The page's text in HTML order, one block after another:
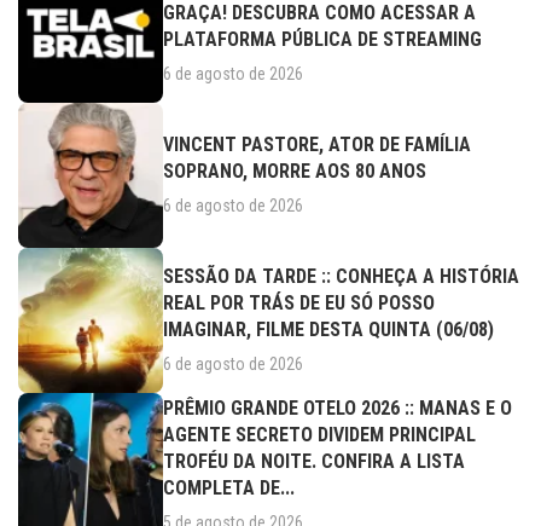
GRAÇA! DESCUBRA COMO ACESSAR A
PLATAFORMA PÚBLICA DE STREAMING
6 de agosto de 2026
VINCENT PASTORE, ATOR DE FAMÍLIA
SOPRANO, MORRE AOS 80 ANOS
6 de agosto de 2026
SESSÃO DA TARDE :: CONHEÇA A HISTÓRIA
REAL POR TRÁS DE EU SÓ POSSO
IMAGINAR, FILME DESTA QUINTA (06/08)
6 de agosto de 2026
PRÊMIO GRANDE OTELO 2026 :: MANAS E O
AGENTE SECRETO DIVIDEM PRINCIPAL
TROFÉU DA NOITE. CONFIRA A LISTA
COMPLETA DE...